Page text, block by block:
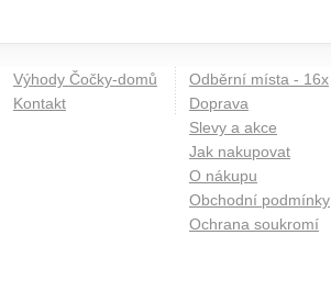
Výhody Čočky-domů
Kontakt
Odběrní místa - 16x
Doprava
Slevy a akce
Jak nakupovat
O nákupu
Obchodní podmínky
Ochrana soukromí